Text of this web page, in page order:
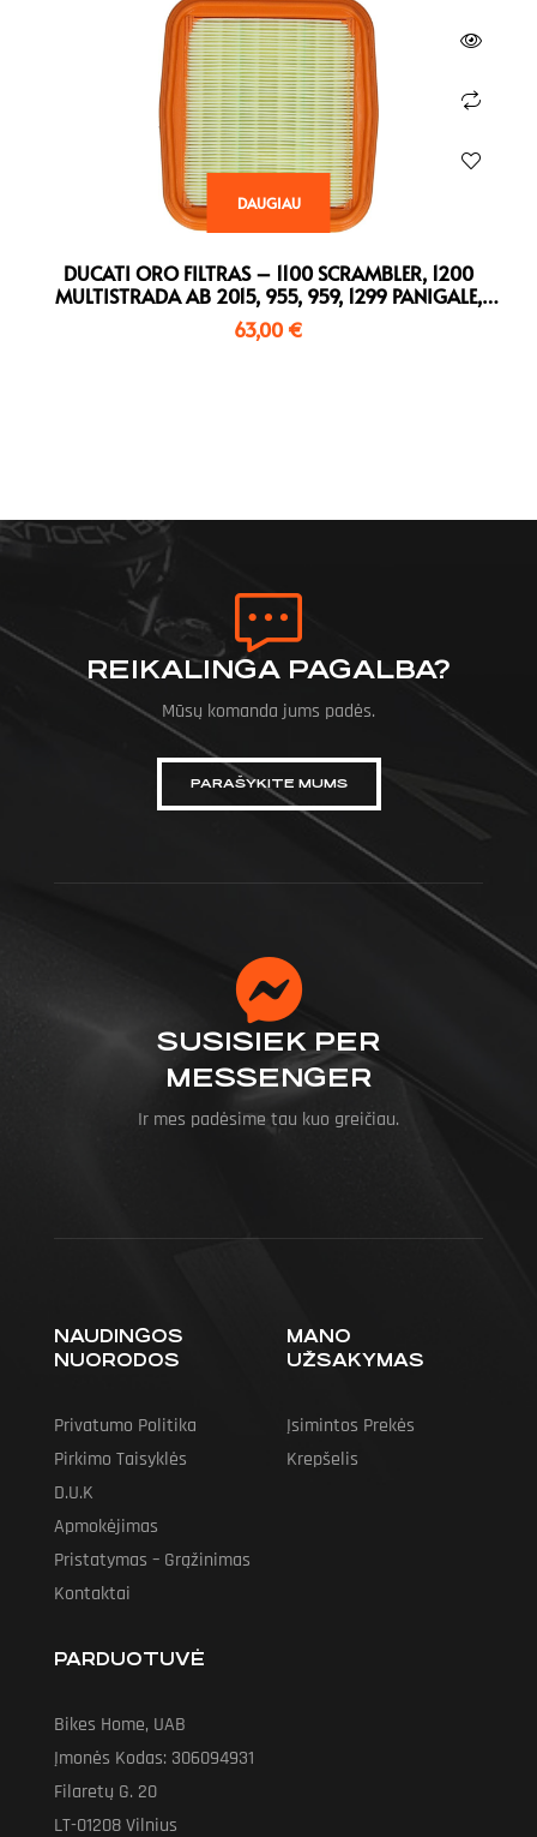
DAUGIAU
DUCATI ORO FILTRAS – 1100 SCRAMBLER, 1200
MULTISTRADA AB 2015, 955, 959, 1299 PANIGALE,
XDIAVEL…
63,00 €
REIKALINGA PAGALBA?
Mūsų komanda jums padės.
PARAŠYKITE MUMS
SUSISIEK PER
MESSENGER
Ir mes padėsime tau kuo greičiau.
NAUDINGOS
NUORODOS
Privatumo Politika
Pirkimo Taisyklės
D.U.K
Apmokėjimas
Pristatymas – Grąžinimas
Kontaktai
MANO
UŽSAKYMAS
Įsimintos Prekės
Krepšelis
PARDUOTUVĖ
Bikes Home, UAB
Įmonės Kodas: 306094931
Filaretų G. 20
LT-01208 Vilnius